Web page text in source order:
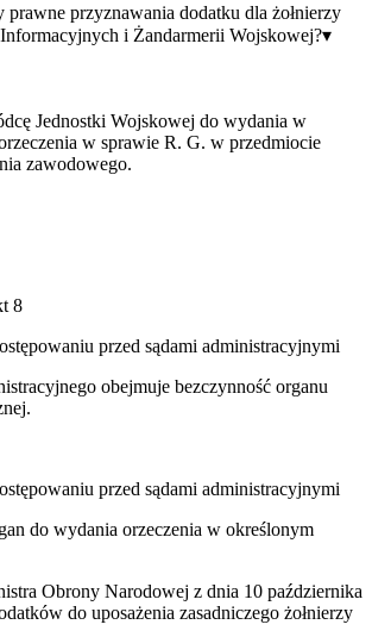
prawne przyznawania dodatku dla żołnierzy
i Żandarmerii Wojskowej?▾
Jednostki Wojskowej do wydania w
w sprawie R. G. w przedmiocie
zawodowego.
8
przed sądami administracyjnymi
obejmuje bezczynność organu
przed sądami administracyjnymi
do wydania orzeczenia w określonym
Obrony Narodowej z dnia 10 października
do uposażenia zasadniczego żołnierzy